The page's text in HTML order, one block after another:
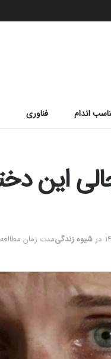
اندام فناوری
این
در شیوه زندگیمدت زمان مطالعه: 2